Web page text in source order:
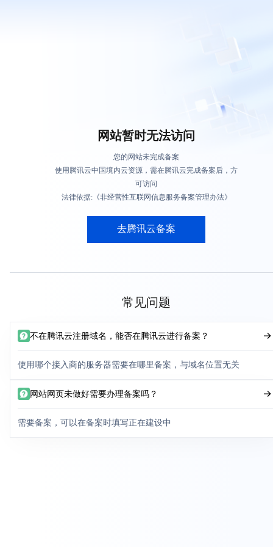
网站暂时无法访问
您的网站未完成备案
使用腾讯云中国境内云资源，需在腾讯云完成备案后，方
可访问
法律依据:《非经营性互联网信息服务备案管理办法》
去腾讯云备案
常见问题
不在腾讯云注册域名，能否在腾讯云进行备案？
使用哪个接入商的服务器需要在哪里备案，与域名位置无关
网站网页未做好需要办理备案吗？
需要备案，可以在备案时填写正在建设中